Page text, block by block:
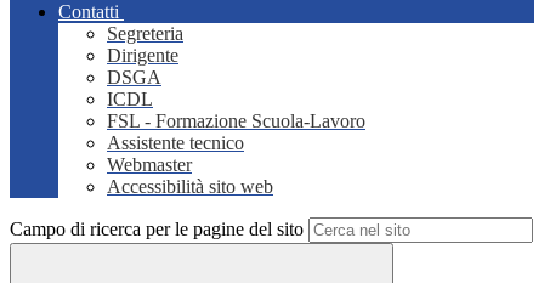
Contatti
Segreteria
Dirigente
DSGA
ICDL
FSL - Formazione Scuola-Lavoro
Assistente tecnico
Webmaster
Accessibilità sito web
Campo di ricerca per le pagine del sito